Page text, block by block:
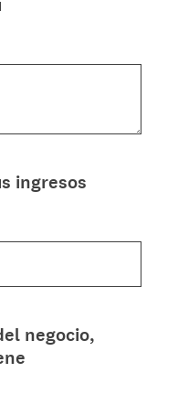
ingresos
negocio,